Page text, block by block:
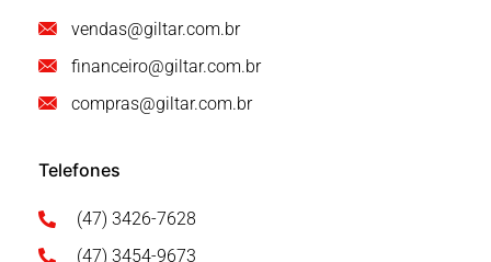
vendas@giltar.com.br
financeiro@giltar.com.br
compras@giltar.com.br
Telefones
(47) 3426-7628
(47) 3454-9673